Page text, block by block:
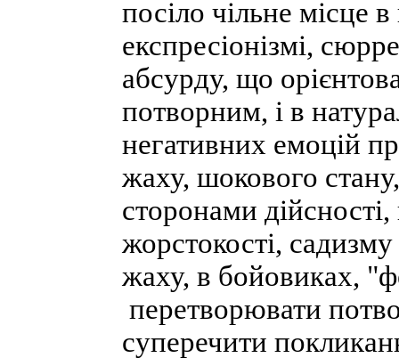
посіло чільне місце
експресіонізмі,
абсурду, що
потворним, і в
негативних емоцій
жаху, шокового
сторонами
жорстокості,
жаху, в бойовиках,
перетворювати
суперечити